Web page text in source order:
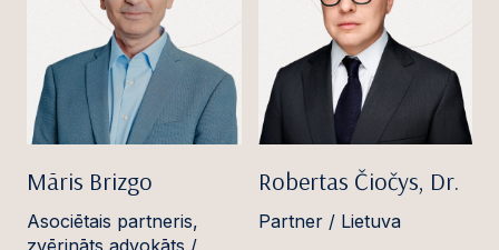
Māris Brizgo
Asociētais partneris,
Robertas Čiočys, Dr.
Partner / Lietuva